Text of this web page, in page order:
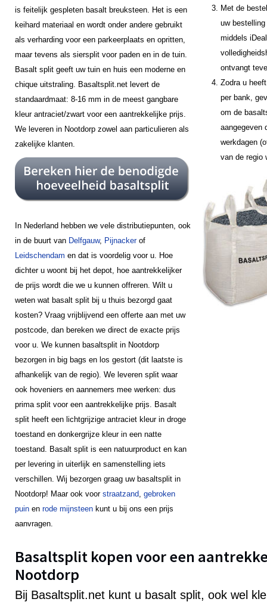
is feitelijk gespleten basalt breuksteen. Het is een
keihard materiaal en wordt onder andere gebruikt
als verharding voor een parkeerplaats en opritten,
maar tevens als siersplit voor paden en in de tuin.
Basalt split geeft uw tuin en huis een moderne en
chique uitstraling. Basaltsplit.net levert de
standaardmaat: 8-16 mm in de meest gangbare
kleur antraciet/zwart voor een aantrekkelijke prijs.
We leveren in Nootdorp zowel aan particulieren als
zakelijke klanten.
In Nederland hebben we vele distributiepunten, ook
in de buurt van Delfgauw, Pijnackerof
Leidschendam en dat is voordelig voor u. Hoe
dichter u woont bij het depot, hoe aantrekkelijker
de prijs wordt die we u kunnen offreren. Wilt u
weten wat basalt split bij u thuis bezorgd gaat
kosten? Vraag vrijblijvend een offerte aan met uw
postcode, dan bereken we direct de exacte prijs
voor u. We kunnen basaltsplit in Nootdorp
bezorgen in big bags en los gestort (dit laatste is
afhankelijk van de regio). We leveren split waar
ook hoveniers en aannemers mee werken: dus
prima split voor een aantrekkelijke prijs. Basalt
split heeft een lichtgrijzige antraciet kleur in droge
toestand en donkergrijze kleur in een natte
toestand. Basalt split is een natuurproduct en kan
per levering in uiterlijk en samenstelling iets
verschillen. Wij bezorgen graag uw basaltsplit in
Nootdorp! Maar ook voor straatzand, gebroken
puin en rode mijnsteen kunt u bij ons een prijs
aanvragen.
Met de
uw
middels
ontvangt
Zodra u
per bank,
om de
aangegeven
werkdagen
van de regio
Basaltsplit kopen voor een
Nootdorp
Bij Basaltsplit.net kunt u basalt split, ook wel